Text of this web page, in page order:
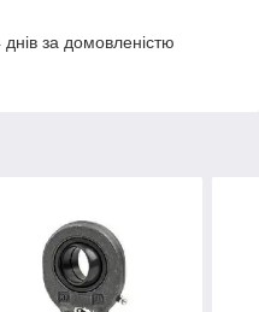
за домовленістю